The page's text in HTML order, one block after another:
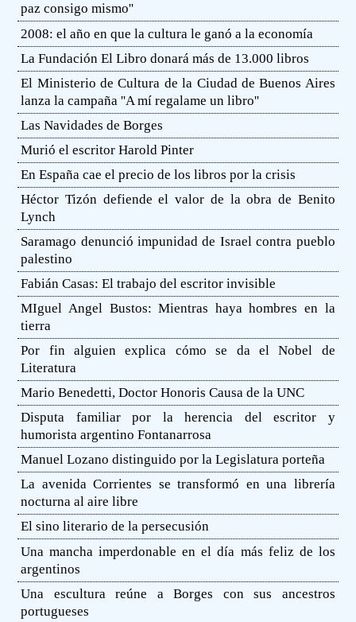
paz consigo mismo''
2008: el año en que la cultura le ganó a la economía
La Fundación El Libro donará más de 13.000 libros
El Ministerio de Cultura de la Ciudad de Buenos Aires
lanza la campaña ''A mí regalame un libro''
Las Navidades de Borges
Murió el escritor Harold Pinter
En España cae el precio de los libros por la crisis
Héctor Tizón defiende el valor de la obra de Benito
Lynch
Saramago denunció impunidad de Israel contra pueblo
palestino
Fabián Casas: El trabajo del escritor invisible
MIguel Angel Bustos: Mientras haya hombres en la
tierra
Por fin alguien explica cómo se da el Nobel de
Literatura
Mario Benedetti, Doctor Honoris Causa de la UNC
Disputa familiar por la herencia del escritor y
humorista argentino Fontanarrosa
Manuel Lozano distinguido por la Legislatura porteña
La avenida Corrientes se transformó en una librería
nocturna al aire libre
El sino literario de la persecusión
Una mancha imperdonable en el día más feliz de los
argentinos
Una escultura reúne a Borges con sus ancestros
portugueses